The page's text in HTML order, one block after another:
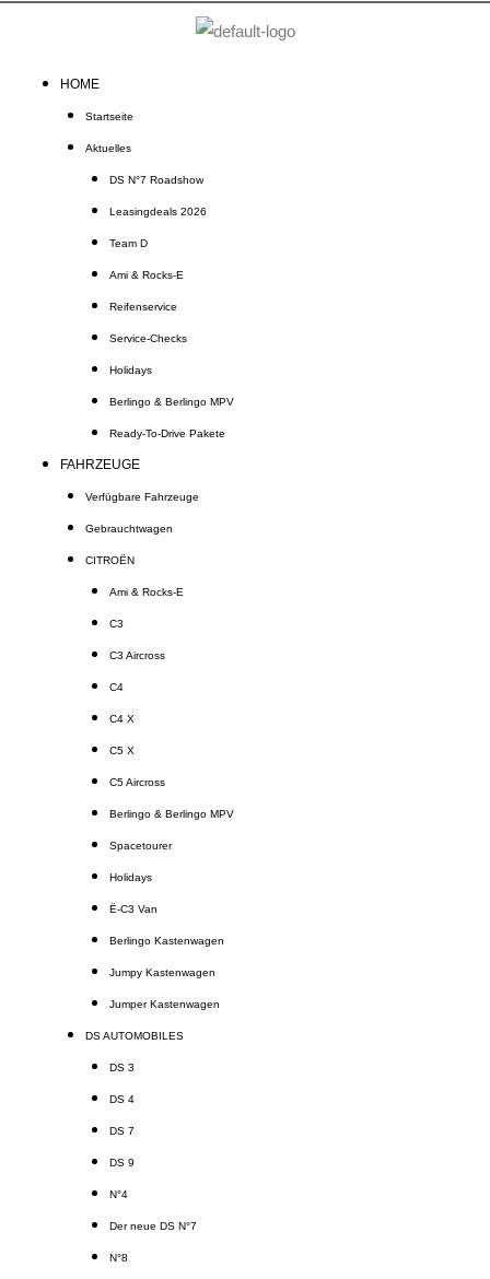
HOME
Startseite
Aktuelles
DS N°7 Roadshow
Leasingdeals 2026
Team D
Ami & Rocks-E
Reifenservice
Service-Checks
Holidays
Berlingo & Berlingo MPV
Ready-To-Drive Pakete
FAHRZEUGE
Verfügbare Fahrzeuge
Gebrauchtwagen
CITROËN
Ami & Rocks-E
C3
C3 Aircross
C4
C4 X
C5 X
C5 Aircross
Berlingo & Berlingo MPV
Spacetourer
Holidays
Ë-C3 Van
Berlingo Kastenwagen
Jumpy Kastenwagen
Jumper Kastenwagen
DS AUTOMOBILES
DS 3
DS 4
DS 7
DS 9
N°4
Der neue DS N°7
N°8